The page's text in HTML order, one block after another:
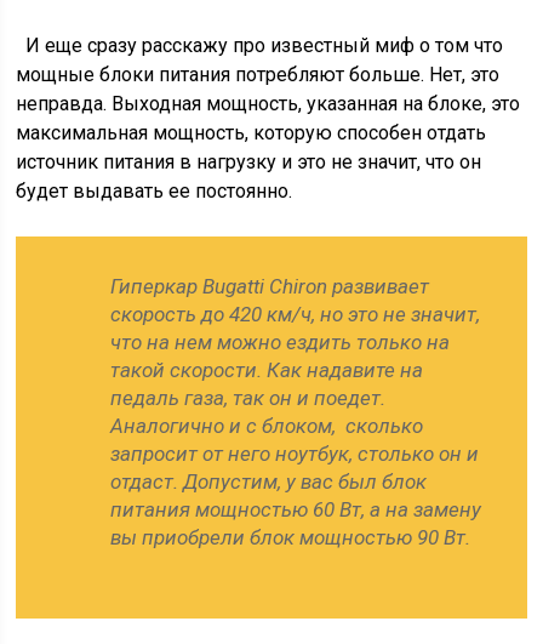
И еще сразу расскажу про известный миф о том что
мощные блоки питания потребляют больше. Нет, это
неправда. Выходная мощность, указанная на блоке, это
максимальная мощность, которую способен отдать
источник питания в нагрузку и это не значит, что он
будет выдавать ее постоянно.
Гиперкар Bugatti Chiron развивает
скорость до 420 км/ч, но это не значит,
что на нем можно ездить только на
такой скорости. Как надавите на
педаль газа, так он и поедет.
Аналогично и с блоком, сколько
запросит от него ноутбук, столько он и
отдаст. Допустим, у вас был блок
питания мощностью 60 Вт, а на замену
вы приобрели блок мощностью 90 Вт.